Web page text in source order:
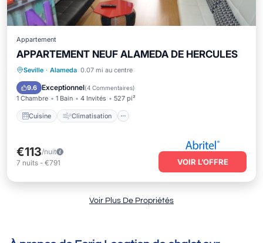
Appartement
APPARTEMENT NEUF ALAMEDA DE HERCULES
Seville · Alameda 0.07 mi au centre
9.6 Exceptionnel(4 Commentaires)
1 Chambre 1 Bain 4 Invités 527 pi²
Cuisine Climatisation
Cuisine Climatisation
Adapté aux enfants
€113/nuit
7 nuits - €791 VOIR L’OFFRE
Voir Plus De Propriétés